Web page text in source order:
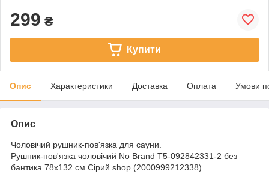
299 ₴
Купити
Опис Характеристики Доставка Оплата Умови
Опис
Чоловічий рушник-пов'язка для сауни.
Рушник-пов'язка чоловічий No Brand T5-092842331-2 без
бантика 78х132 см Сірий shop (2000999212338)